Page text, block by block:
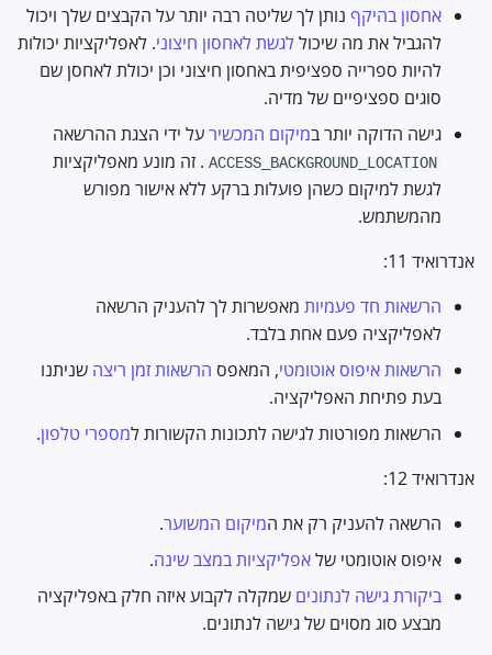
אחסון בהיקף נותן לך שליטה רבה יותר על הקבצים שלך ויכול
להגביל את מה שיכול לגשת לאחסון חיצוני. לאפליקציות יכולות
להיות ספרייה ספציפית באחסון חיצוני וכן יכולת לאחסן שם
סוגים ספציפיים של מדיה.
גישה הדוקה יותר במיקום המכשירעל ידי הצגת ההרשאה
ACCESS_BACKGROUND_LOCATION . זה מונע מאפליקציות
לגשת למיקום כשהן פועלות ברקע ללא אישור מפורש
מהמשתמש.
אנדרואיד 11:
הרשאות חד פעמיות מאפשרות לך להעניק הרשאה
לאפליקציה פעם אחת בלבד.
הרשאות איפוס אוטומטי, המאפס הרשאות זמן ריצה שניתנו
בעת פתיחת האפליקציה.
הרשאות מפורטות לגישה לתכונות הקשורות למספרי טלפון.
אנדרואיד 12:
הרשאה להעניק רק את המיקום המשוער.
איפוס אוטומטי שלאפליקציות במצב שינה.
ביקורת גישה לנתונים שמקלה לקבוע איזה חלק באפליקציה
מבצע סוג מסוים של גישה לנתונים.